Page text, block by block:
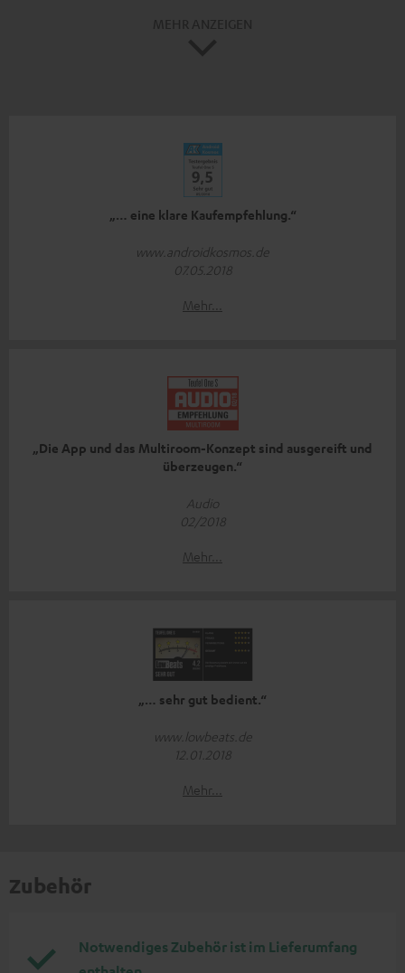
„… eine klare Kaufempfehlung.“
www.androidkosmos.de
07.05.2018
Mehr...
„Die App und das Multiroom-Konzept sind ausgereift und
überzeugen.“
Audio
02/2018
Mehr...
„… sehr gut bedient.“
www.lowbeats.de
12.01.2018
Mehr...
Zubehör
Notwendiges Zubehör ist im Lieferumfang